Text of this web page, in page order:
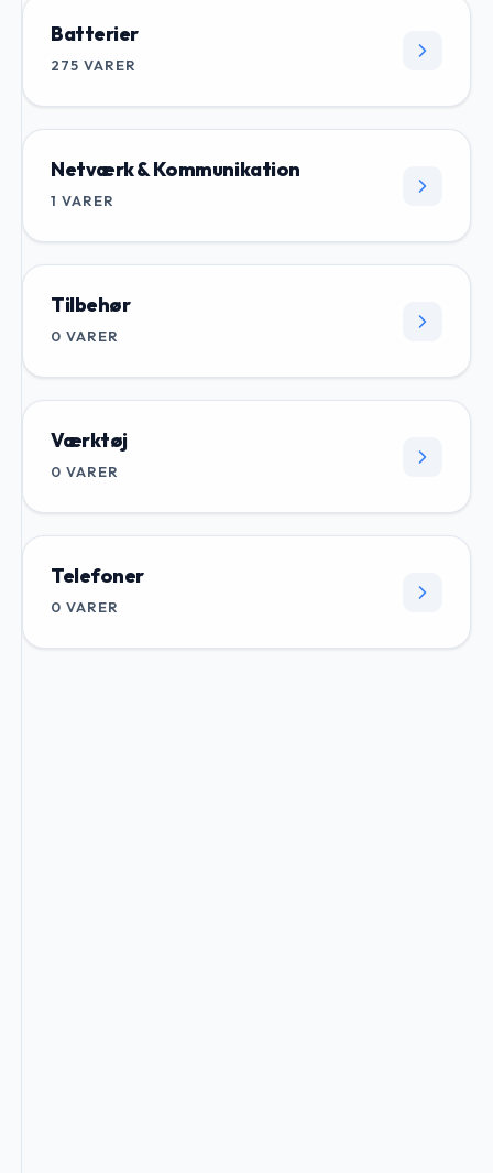
Batterier
275 VARER
Netværk & Kommunikation
1 VARER
Tilbehør
0 VARER
Værktøj
0 VARER
Telefoner
0 VARER